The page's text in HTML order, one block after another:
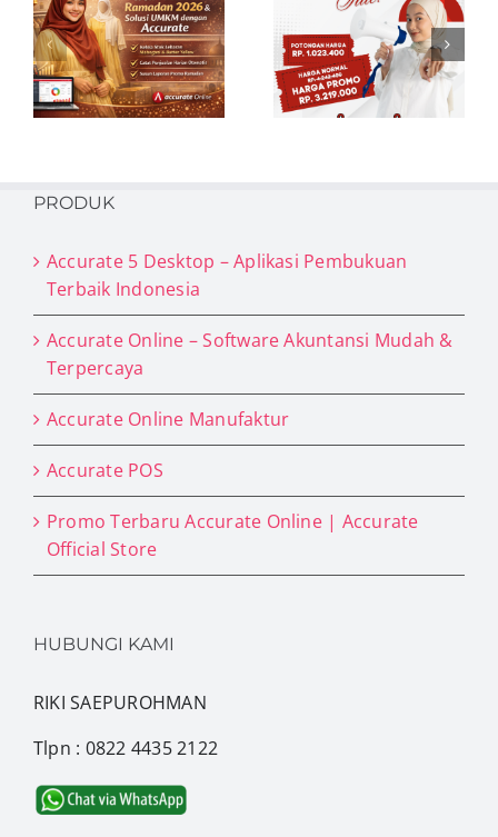
Beli Promo
Accurate Online
Resmi &
Terpercaya di
aplikasipembukuan.id
PRODUK
Accurate 5 Desktop – Aplikasi Pembukuan
Terbaik Indonesia
Accurate Online – Software Akuntansi Mudah &
Terpercaya
Accurate Online Manufaktur
Accurate POS
Promo Terbaru Accurate Online | Accurate
Official Store
HUBUNGI KAMI
RIKI SAEPUROHMAN
Tlpn : 0822 4435 2122